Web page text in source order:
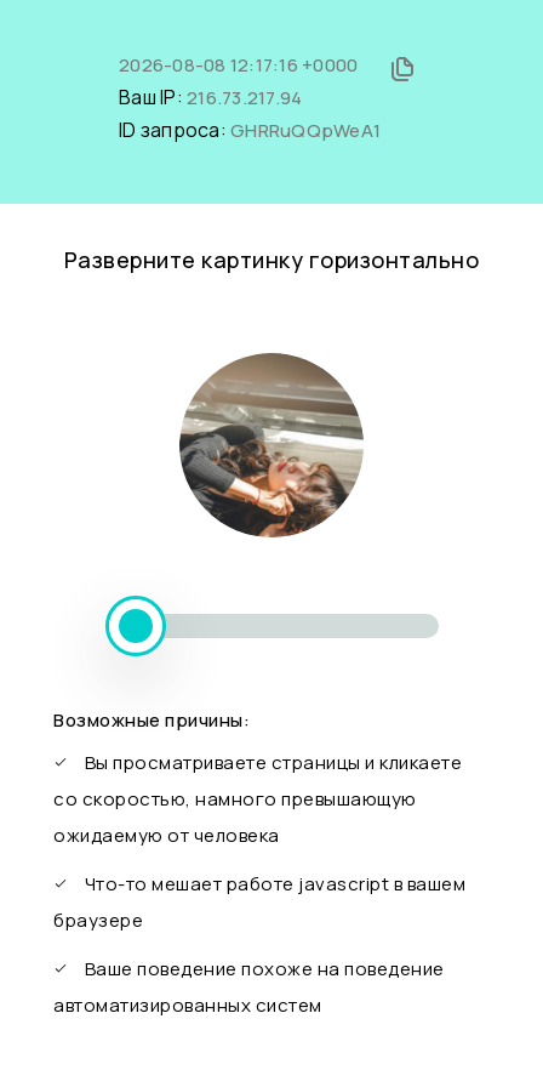
2026-08-08 12:17:16 +0000
Ваш IP: 216.73.217.94
ID запроса: GHRRuQQpWeA1
Разверните картинку горизонтально
Возможные причины:
Вы просматриваете страницы и кликаете
со скоростью, намного превышающую
ожидаемую от человека
Что-то мешает работе javascript в вашем
браузере
Ваше поведение похоже на поведение
автоматизированных систем